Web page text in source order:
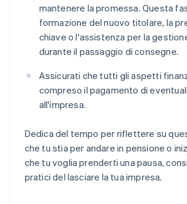
mantenere la promessa. Questa
formazione del nuovo titolare, la
chiave o l'assistenza per la
durante il passaggio di consegne.
Assicurati che tutti gli aspetti
compreso il pagamento di
all'impresa.
Dedica del tempo per riflettere su
che tu stia per andare in pensione o
che tu voglia prenderti una pausa,
pratici del lasciare la tua impresa.